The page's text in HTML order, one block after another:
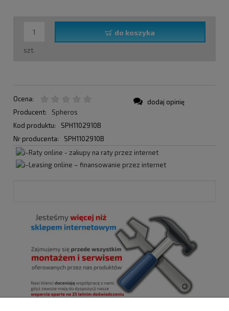
szt.
do koszyka
Ocena:
Producent:
Spheros
Kod produktu:
SPH1102910B
Nr producenta:
SPH1102910B
dodaj opinię